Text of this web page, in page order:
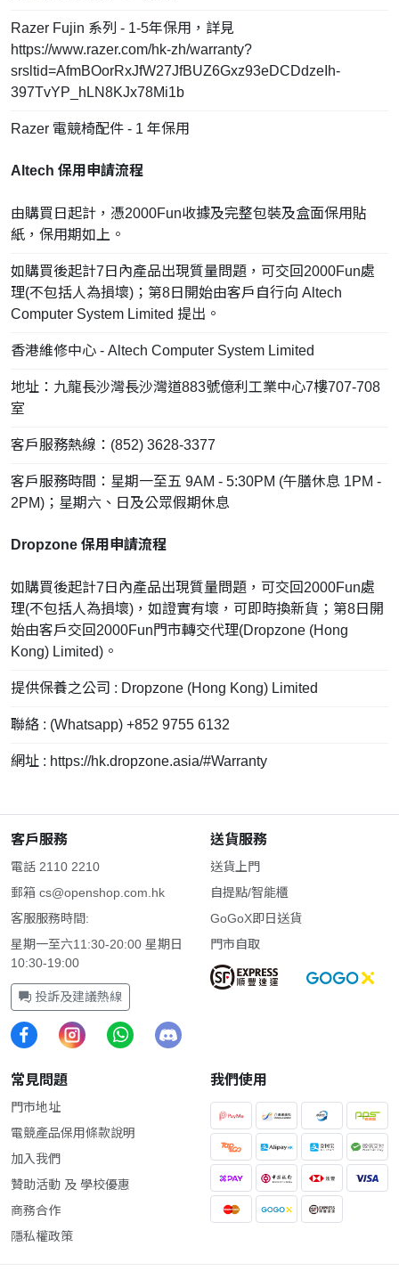
Razer Fujin 系列 - 1-5年保用，詳見
https://www.razer.com/hk-zh/warranty?
srsltid=AfmBOorRxJfW27JfBUZ6Gxz93eDCDdzeIh-
397TvYP_hLN8KJx78Mi1b
Razer 電競椅配件 - 1 年保用
Altech 保用申請流程
由購買日起計，憑2000Fun收據及完整包裝及盒面保用貼
紙，保用期如上。
如購買後起計7日內產品出現質量問題，可交回2000Fun處
理(不包括人為損壞)；第8日開始由客戶自行向 Altech
Computer System Limited 提出。
香港維修中心 - Altech Computer System Limited
地址：九龍長沙灣長沙灣道883號億利工業中心7樓707-708
室
客戶服務熱線：(852) 3628-3377
客戶服務時間：星期一至五 9AM - 5:30PM (午膳休息 1PM -
2PM)；星期六、日及公眾假期休息
Dropzone 保用申請流程
如購買後起計7日內產品出現質量問題，可交回2000Fun處
理(不包括人為損壞)，如證實有壞，可即時換新貨；第8日開
始由客戶交回2000Fun門市轉交代理(Dropzone (Hong
Kong) Limited)。
提供保養之公司 : Dropzone (Hong Kong) Limited
聯絡 : (Whatsapp) +852 9755 6132
網址 : https://hk.dropzone.asia/#Warranty
客戶服務
電話 2110 2210
郵箱 cs@openshop.com.hk
客服服務時間:
星期一至六11:30-20:00 星期日
10:30-19:00
投訴及建議熱線
送貨服務
送貨上門
自提點/智能櫃
GoGoX即日送貨
門市自取
常見問題
門市地址
電競產品保用條款說明
加入我們
贊助活動 及 學校優惠
商務合作
隱私權政策
我們使用